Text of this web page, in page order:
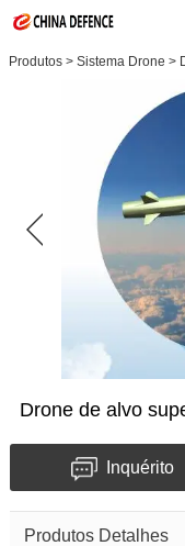
Produtos > Sistema Drone >
Drone de alvo
Inquérito
Produtos Detalhes